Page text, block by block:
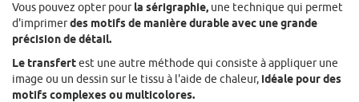
Vous pouvez opter pourla sérigraphie, une technique qui permet
d'imprimerdes motifs de manière durable avec une grande
précision de détail.
Le transfertest une autre méthode qui consiste à appliquer une
image ou un dessin sur le tissu à l'aide de chaleur, idéale pour des
motifs complexes ou multicolores.